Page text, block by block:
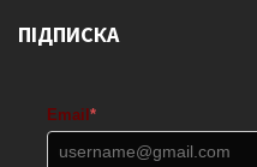
ПІДПИСКА
Email *